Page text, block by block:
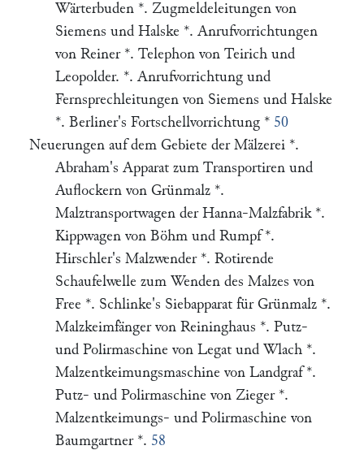
Wärterbuden *. Zugmeldeleitungen von
Siemens und Halske *. Anrufvorrichtungen
von Reiner *. Telephon von Teirich und
Leopolder. *. Anrufvorrichtung und
Fernsprechleitungen von Siemens und Halske
*. Berliner's Fortschellvorrichtung * 50
Neuerungen auf dem Gebiete der Mälzerei *.
Abraham's Apparat zum Transportiren und
Auflockern von Grünmalz *.
Malztransportwagen der Hanna-Malzfabrik *.
Kippwagen von Böhm und Rumpf *.
Hirschler's Malzwender *. Rotirende
Schaufelwelle zum Wenden des Malzes von
Free *. Schlinke's Siebapparat für Grünmalz *.
Malzkeimfänger von Reininghaus *. Putz-
und Polirmaschine von Legat und Wlach *.
Malzentkeimungsmaschine von Landgraf *.
Putz- und Polirmaschine von Zieger *.
Malzentkeimungs- und Polirmaschine von
Baumgartner *. 58